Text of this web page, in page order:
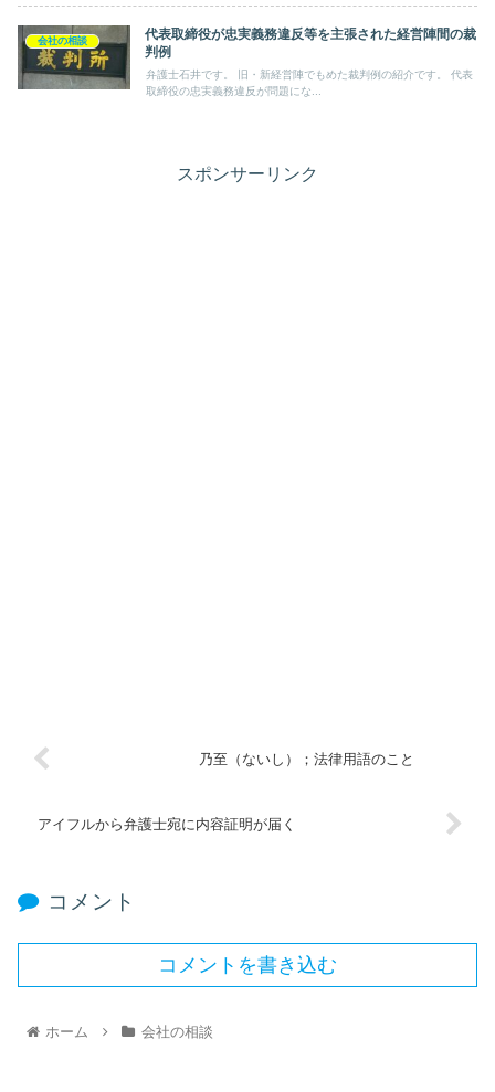
会社の相談
代表取締役が忠実義務違反等を主張された経営陣間の裁
判例
弁護士石井です。 旧・新経営陣でもめた裁判例の紹介です。 代表
取締役の忠実義務違反が問題にな...
スポンサーリンク
乃至（ないし）；法律用語のこと
アイフルから弁護士宛に内容証明が届く
コメント
コメントを書き込む
ホーム 会社の相談